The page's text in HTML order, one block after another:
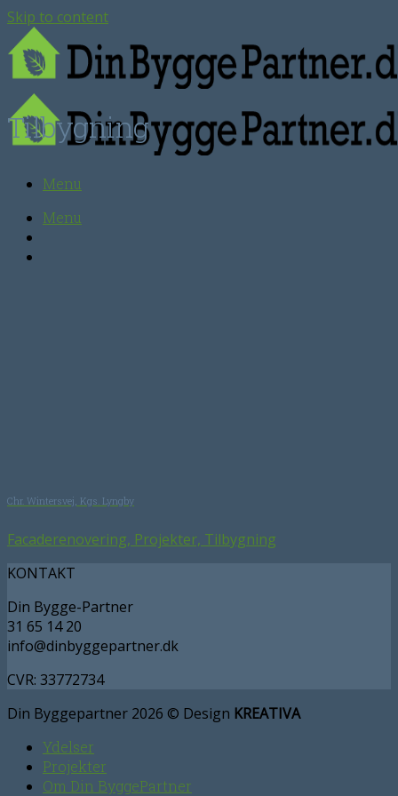
Skip to content
Menu
Menu
Tilbygning
Chr. Wintersvej, Kgs. Lyngby
Facaderenovering, Projekter, Tilbygning
KONTAKT
Din Bygge-Partner
31 65 14 20
info@dinbyggepartner.dk
CVR: 33772734
Din Byggepartner 2026 © Design KREATIVA
Ydelser
Projekter
Om Din ByggePartner